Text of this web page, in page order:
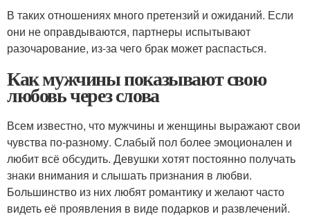
В таких отношениях много претензий и ожиданий. Если
они не оправдываются, партнеры испытывают
разочарование, из-за чего брак может распасться.
Как мужчины показывают свою
любовь через слова
Всем известно, что мужчины и женщины выражают свои
чувства по-разному. Слабый пол более эмоционален и
любит всё обсудить. Девушки хотят постоянно получать
знаки внимания и слышать признания в любви.
Большинство из них любят романтику и желают часто
видеть её проявления в виде подарков и развлечений.